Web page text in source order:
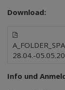
Download:
28.04.-
Info und